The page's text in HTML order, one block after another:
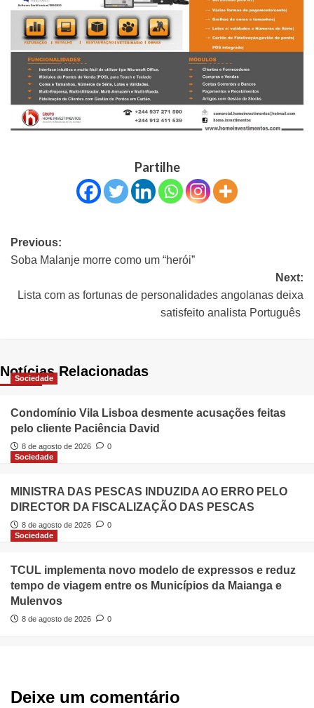
Partilhe
Previous:
Soba Malanje morre como um “herói”
Next:
Lista com as fortunas de personalidades angolanas deixa
satisfeito analista Português
Notícias Relacionadas
Sociedade
Condomínio Vila Lisboa desmente acusações feitas
pelo cliente Paciência David
8 de agosto de 2026
0
Sociedade
MINISTRA DAS PESCAS INDUZIDA AO ERRO PELO
DIRECTOR DA FISCALIZAÇÃO DAS PESCAS
8 de agosto de 2026
0
Sociedade
TCUL implementa novo modelo de expressos e reduz
tempo de viagem entre os Municípios da Maianga e
Mulenvos
8 de agosto de 2026 0
Deixe um comentário